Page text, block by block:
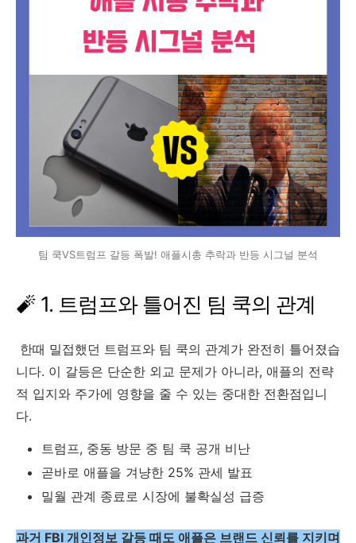
팀 쿡VS트럼프 갈등 폭발! 애플시총 추락과 반등 시그널 분석
🧨 1. 트럼프와 틀어진 팀 쿡의 관계
한때 밀접했던 트럼프와 팀 쿡의 관계가 완전히 틀어졌습
니다. 이 갈등은 단순한 외교 문제가 아니라, 애플의 전략
적 입지와 주가에 영향을 줄 수 있는 중대한 전환점입니
다.
트럼프, 중동 방문 중 팀 쿡 공개 비난
곧바로 애플을 겨냥한 25% 관세 발표
밀월 관계 종료로 시장에 불확실성 급증
과거 FBI 개인정보 갈등 때도 애플은 브랜드 신뢰를 지키며